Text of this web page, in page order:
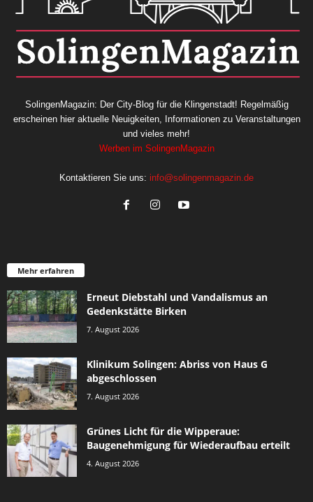
SolingenMagazin: Der City-Blog für die Klingenstadt! Regelmäßig
erscheinen hier aktuelle Neuigkeiten, Informationen zu Veranstaltungen
und vieles mehr!
Werben im SolingenMagazin
Kontaktieren Sie uns: info@solingenmagazin.de
Mehr erfahren
Erneut Diebstahl und Vandalismus an
Gedenkstätte Birken
7. August 2026
Klinikum Solingen: Abriss von Haus G
abgeschlossen
7. August 2026
Grünes Licht für die Wipperaue:
Baugenehmigung für Wiederaufbau erteilt
4. August 2026